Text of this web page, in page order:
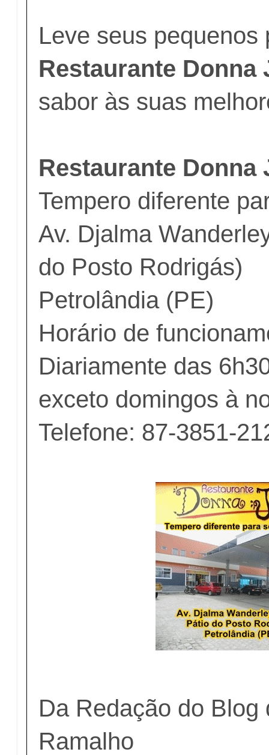
Leve seus pequenos
Restaurante Donna
sabor às suas
Restaurante Donna
Tempero diferente
Av. Djalma
do Posto Rodrigás)
Petrolândia (PE)
Horário de
Diariamente das
exceto domingos à
Telefone: 87-3851-
Da Redação do Blog
Ramalho